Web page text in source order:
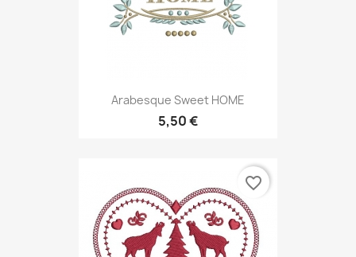
Arabesque Sweet HOME
5,50 €
favorite_border